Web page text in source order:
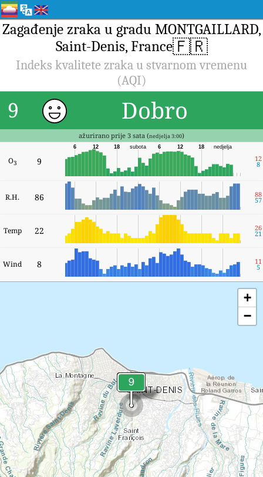
Zagađenje zraka u gradu MONTGAILLARD,
Saint-Denis, France🇫🇷
Indeks kvalitete zraka u stvarnom vremenu
(AQI)
9 Dobro
ažurirano prije 3 sata (nedjelja 3:00)
O3 9
nedjelja
18
12
6
subota
18
12
6
12
8
R.H. 86 88
57
Temp 22 26
21
Wind 8 11
5
+
−